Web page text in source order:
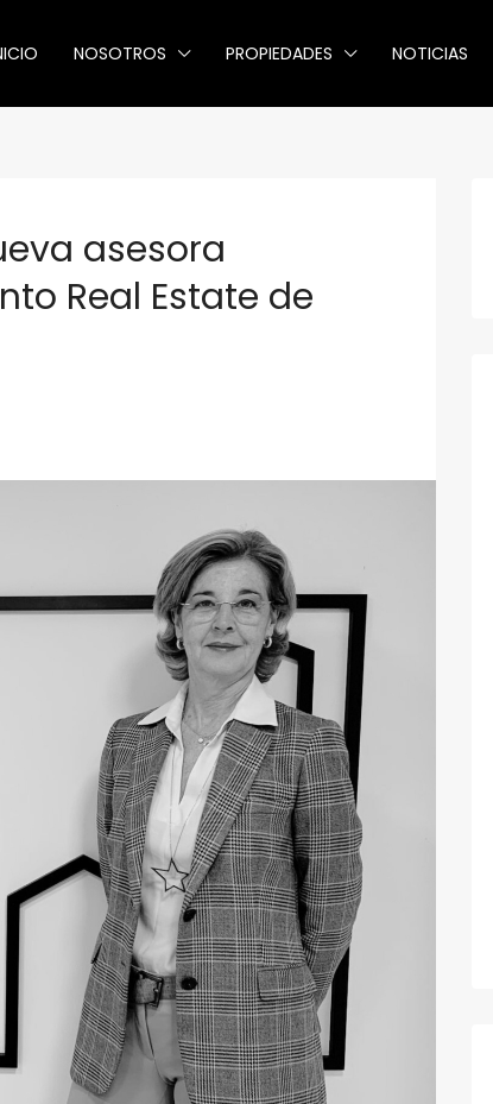
NOSOTROS PROPIEDADES NOTICIAS
asesora
Real Estate de